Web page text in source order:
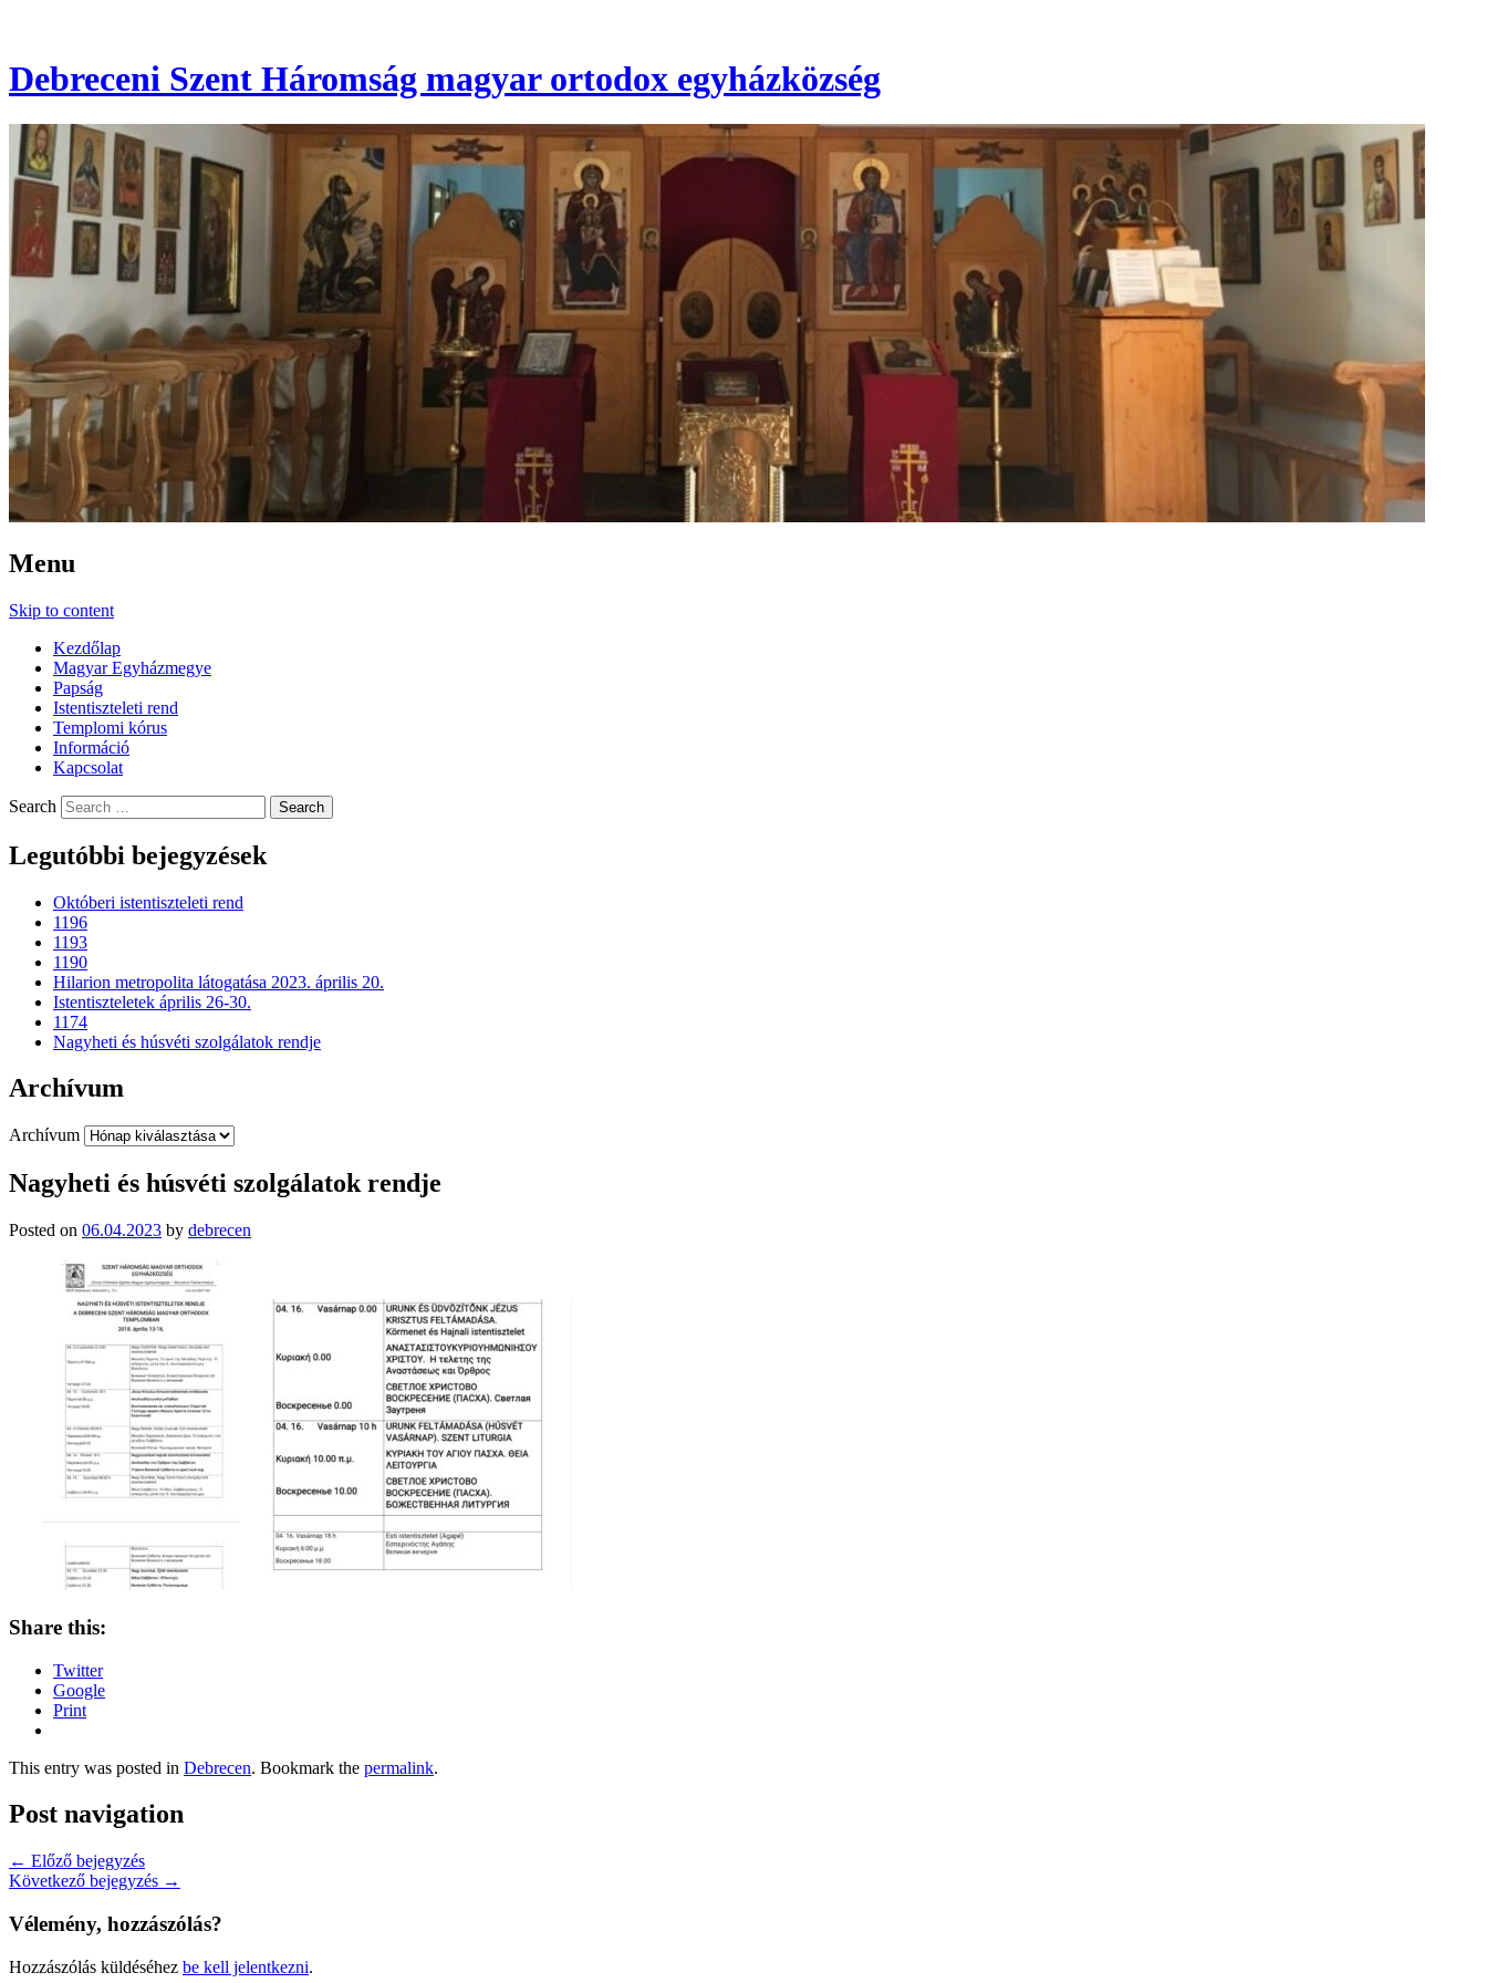
Debreceni Szent Háromság magyar ortodox egyházközség
Menu
Skip to content
Kezdőlap
Magyar Egyházmegye
Papság
Istentiszteleti rend
Templomi kórus
Információ
Kapcsolat
Search
Legutóbbi bejegyzések
Októberi istentiszteleti rend
1196
1193
1190
Hilarion metropolita látogatása 2023. április 20.
Istentiszteletek április 26-30.
1174
Nagyheti és húsvéti szolgálatok rendje
Archívum
Archívum
Nagyheti és húsvéti szolgálatok rendje
Posted on 06.04.2023 by debrecen
Share this:
Twitter
Google
Print
This entry was posted in Debrecen. Bookmark the permalink.
Post navigation
← Előző bejegyzés
Következő bejegyzés →
Vélemény, hozzászólás?
Hozzászólás küldéséhez be kell jelentkezni.